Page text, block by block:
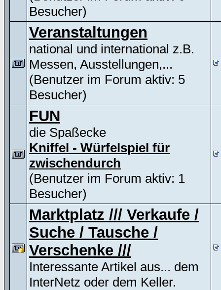
Besucher)
Veranstaltungen
national und international z.B.
Messen, Ausstellungen,...
(Benutzer im Forum aktiv: 5
Besucher)
FUN
die Spaßecke
Kniffel - Würfelspiel für
zwischendurch
(Benutzer im Forum aktiv: 1
Besucher)
Marktplatz /// Verkaufe /
Suche / Tausche /
Verschenke ///
Interessante Artikel aus... dem
InterNetz oder dem Keller.